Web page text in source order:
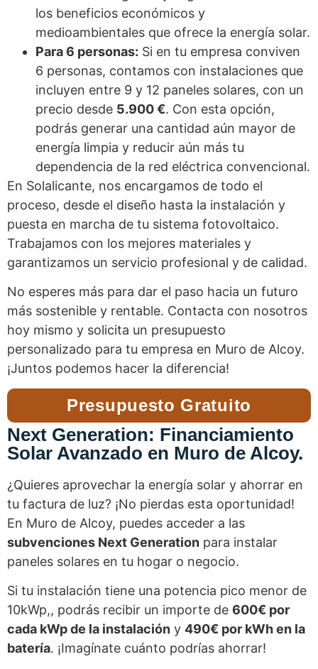
los beneficios económicos y
medioambientales que ofrece la energía solar.
Para 6 personas: Si en tu empresa conviven
6 personas, contamos con instalaciones que
incluyen entre 9 y 12 paneles solares, con un
precio desde 5.900 €. Con esta opción,
podrás generar una cantidad aún mayor de
energía limpia y reducir aún más tu
dependencia de la red eléctrica convencional.
En Solalicante, nos encargamos de todo el
proceso, desde el diseño hasta la instalación y
puesta en marcha de tu sistema fotovoltaico.
Trabajamos con los mejores materiales y
garantizamos un servicio profesional y de calidad.
No esperes más para dar el paso hacia un futuro
más sostenible y rentable. Contacta con nosotros
hoy mismo y solicita un presupuesto
personalizado para tu empresa en Muro de Alcoy.
¡Juntos podemos hacer la diferencia!
Presupuesto Gratuito
Next Generation: Financiamiento
Solar Avanzado en Muro de Alcoy.
¿Quieres aprovechar la energía solar y ahorrar en
tu factura de luz? ¡No pierdas esta oportunidad!
En Muro de Alcoy, puedes acceder a las
subvenciones Next Generation para instalar
paneles solares en tu hogar o negocio.
Si tu instalación tiene una potencia pico menor de
10kWp,, podrás recibir un importe de 600€ por
cada kWp de la instalación y 490€ por kWh en la
batería. ¡Imagínate cuánto podrías ahorrar!